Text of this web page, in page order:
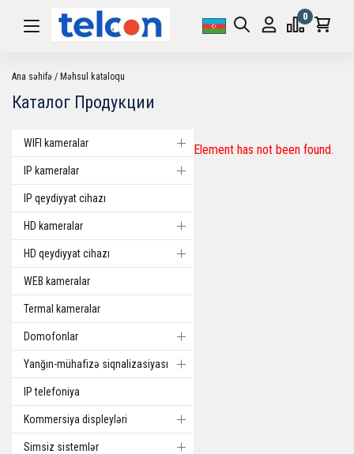
0
Ana səhifə Məhsul kataloqu
Каталог Продукции
WIFI kameralar
IP kameralar
IP qeydiyyat cihazı
HD kameralar
HD qeydiyyat cihazı
WEB kameralar
Termal kameralar
Domofonlar
Yanğın-mühafizə siqnalizasiyası
IP telefoniya
Kommersiya displeyləri
Simsiz sistemlər
Element has not been found.